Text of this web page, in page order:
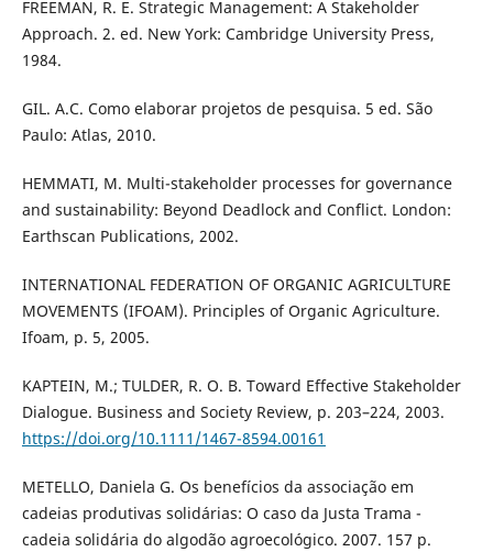
FREEMAN, R. E. Strategic Management: A Stakeholder
Approach. 2. ed. New York: Cambridge University Press,
1984.
GIL. A.C. Como elaborar projetos de pesquisa. 5 ed. São
Paulo: Atlas, 2010.
HEMMATI, M. Multi-stakeholder processes for governance
and sustainability: Beyond Deadlock and Conflict. London:
Earthscan Publications, 2002.
INTERNATIONAL FEDERATION OF ORGANIC AGRICULTURE
MOVEMENTS (IFOAM). Principles of Organic Agriculture.
Ifoam, p. 5, 2005.
KAPTEIN, M.; TULDER, R. O. B. Toward Effective Stakeholder
Dialogue. Business and Society Review, p. 203–224, 2003.
https://doi.org/10.1111/1467-8594.00161
METELLO, Daniela G. Os benefícios da associação em
cadeias produtivas solidárias: O caso da Justa Trama -
cadeia solidária do algodão agroecológico. 2007. 157 p.